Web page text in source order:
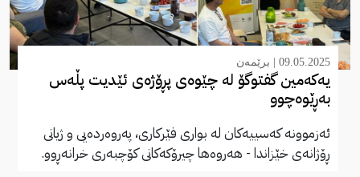
09.05.2025 | برێمەن
یەکەمین گفتوگۆ لە چێوەی پڕۆژەی ئێدیت پڵەس
بەڕێوەچوو
ئەزموونە کەسییەکان لە بواری فێرکاری، پەروەردەیی و ژیانی
ڕۆژانەی خێزاندا - هەروەها چیرۆکەکانی کۆچبەری خرانەڕوو.